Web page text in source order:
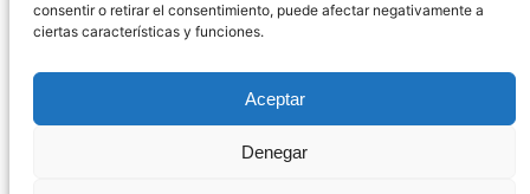
consentir o retirar el consentimiento, puede afectar negativamente a
ciertas características y funciones.
Aceptar
Denegar
Declaración de Privacidad Política de cookies
WordPress